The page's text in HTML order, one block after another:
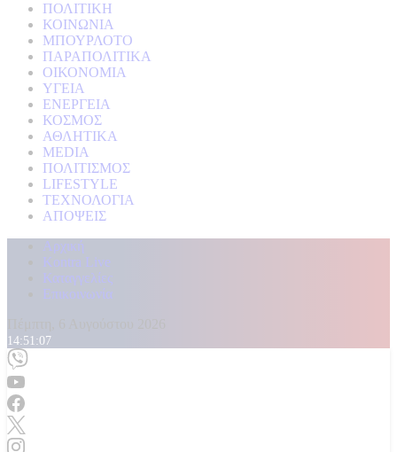
ΠΟΛΙΤΙΚΗ
ΚΟΙΝΩΝΙΑ
ΜΠΟΥΡΛΟΤΟ
ΠΑΡΑΠΟΛΙΤΙΚΑ
ΟΙΚΟΝΟΜΙΑ
ΥΓΕΙΑ
ΕΝΕΡΓΕΙΑ
ΚΟΣΜΟΣ
ΑΘΛΗΤΙΚΑ
MEDIA
ΠΟΛΙΤΙΣΜΟΣ
LIFESTYLE
ΤΕΧΝΟΛΟΓΙΑ
ΑΠΟΨΕΙΣ
Αρχική
Kontra Live
Καταγγελίες
Επικοινωνία
14:51:09